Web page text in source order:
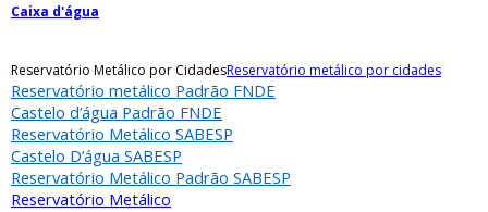
Caixa d'água
Reservatório Metálico por CidadesReservatório metálico por cidades
Reservatório metálico Padrão FNDE
Castelo d’água Padrão FNDE
Reservatório Metálico SABESP
Castelo D’água SABESP
Reservatório Metálico Padrão SABESP
Reservatório Metálico